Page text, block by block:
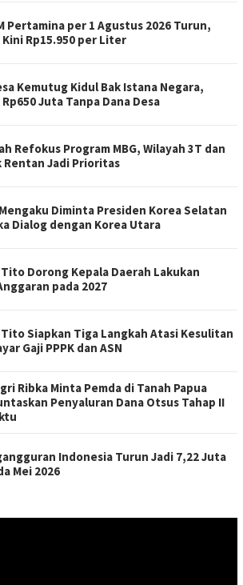
Pertamina per 1 Agustus 2026 Turun,
Rp15.950 per Liter
Kemutug Kidul Bak Istana Negara,
Juta Tanpa Dana Desa
Refokus Program MBG, Wilayah 3T dan
Rentan Jadi Prioritas
Diminta Presiden Korea Selatan
Dialog dengan Korea Utara
Dorong Kepala Daerah Lakukan
pada 2027
Siapkan Tiga Langkah Atasi Kesulitan
Gaji PPPK dan ASN
Ribka Minta Pemda di Tanah Papua
Penyaluran Dana Otsus Tahap II
Indonesia Turun Jadi 7,22 Juta
Mei 2026